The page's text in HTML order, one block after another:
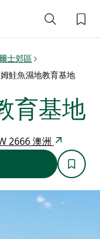
士郊區
鮭魚濕地教育基地
育基地
2666 澳洲